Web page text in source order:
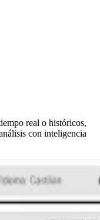
real o históricos,
con inteligencia